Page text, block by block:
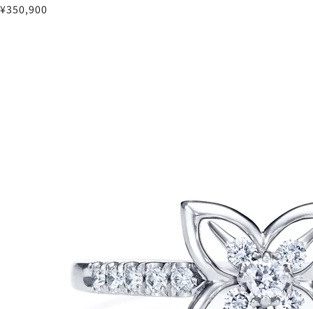
¥350,900